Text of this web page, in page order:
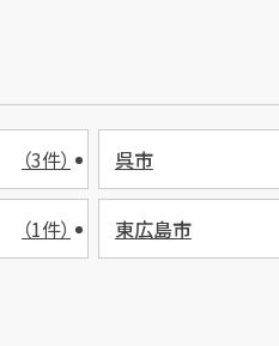
（3件） 呉市
（1件） 東広島市